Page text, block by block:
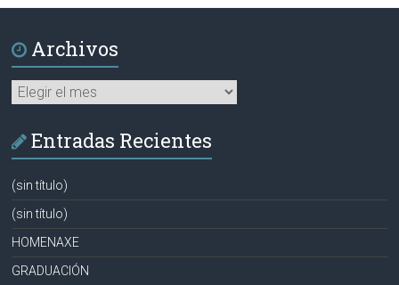
Archivos
Archivos
Entradas Recientes
(sin título)
(sin título)
HOMENAXE
GRADUACIÓN